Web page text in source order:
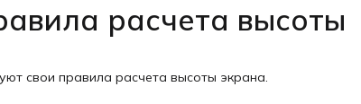
расчета высоты
свои правила расчета высоты экрана.